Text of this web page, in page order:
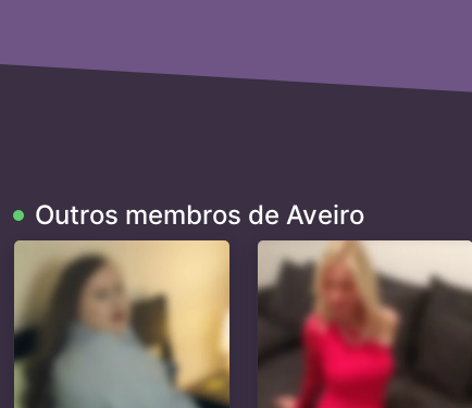
Outros membros de Aveiro